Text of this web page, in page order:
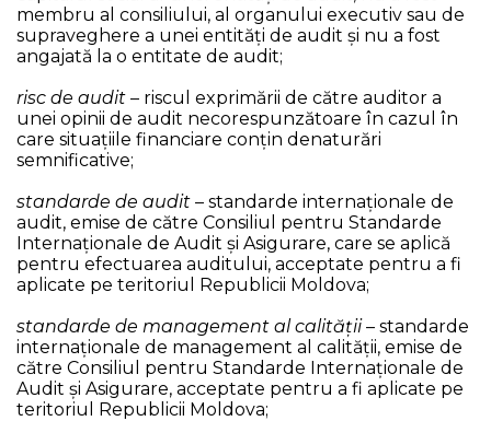
membru al consiliului, al organului executiv sau de
supraveghere a unei entități de audit și nu a fost
angajată la o entitate de audit;
risc de audit – riscul exprimării de către auditor a
unei opinii de audit necorespunzătoare în cazul în
care situaţiile financiare conțin denaturări
semnificative;
standarde de audit – standarde internaționale de
audit, emise de către Consiliul pentru Standarde
Internaționale de Audit și Asigurare, care se aplică
pentru efectuarea auditului, acceptate pentru a fi
aplicate pe teritoriul Republicii Moldova;
standarde de management al calității– standarde
internaționale de management al calității, emise de
către Consiliul pentru Standarde Internaționale de
Audit și Asigurare, acceptate pentru a fi aplicate pe
teritoriul Republicii Moldova;